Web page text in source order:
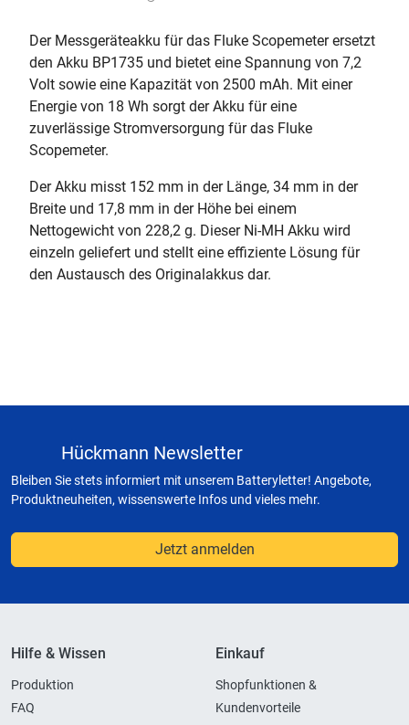
Der Messgeräteakku für das Fluke Scopemeter ersetzt
den Akku BP1735 und bietet eine Spannung von 7,2
Volt sowie eine Kapazität von 2500 mAh. Mit einer
Energie von 18 Wh sorgt der Akku für eine
zuverlässige Stromversorgung für das Fluke
Scopemeter.
Der Akku misst 152 mm in der Länge, 34 mm in der
Breite und 17,8 mm in der Höhe bei einem
Nettogewicht von 228,2 g. Dieser Ni-MH Akku wird
einzeln geliefert und stellt eine effiziente Lösung für
den Austausch des Originalakkus dar.
Hückmann Newsletter
Bleiben Sie stets informiert mit unserem Batteryletter! Angebote,
Produktneuheiten, wissenswerte Infos und vieles mehr.
Jetzt anmelden
Hilfe & Wissen
Produktion
FAQ
Einkauf
Shopfunktionen &
Kundenvorteile